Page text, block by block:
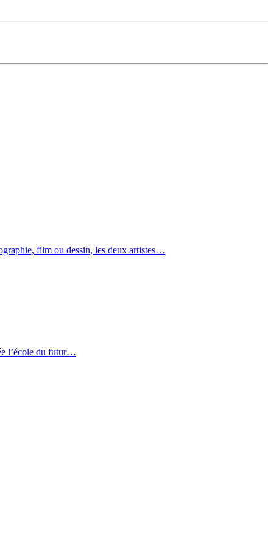
film ou dessin, les deux artistes…
l’école du futur…